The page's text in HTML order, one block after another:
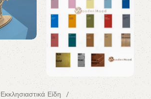
Εκκλησιαστικά Είδη